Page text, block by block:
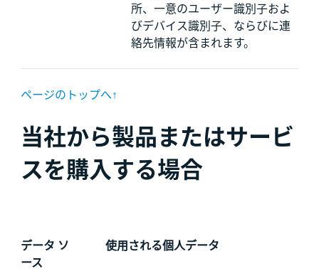
所、一意のユーザー識別子およ
びデバイス識別子、ならびに連
絡先情報が含まれます。
ページのトップへ↑
当社から製品またはサービ
スを購入する場合
データ ソ
ース
使用される個人データ